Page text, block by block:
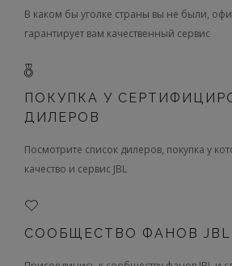
В каком бы уголке страны вы не были,
гарантирует вам качественный сервис
ПОКУПКА У
ДИЛЕРОВ
Посмотрите список дилеров, покупка у
качество и сервис JBL
СООБЩЕСТВО ФАНОВ JBL